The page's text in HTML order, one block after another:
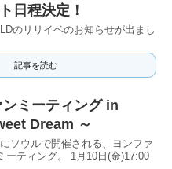
日程決定！
のリリイベのお知らせが出まし
記事を読む
ミーティング in
Dream ～
ソウルで開催される、ヨンファ
ーティング。 1月10日(金)17:00